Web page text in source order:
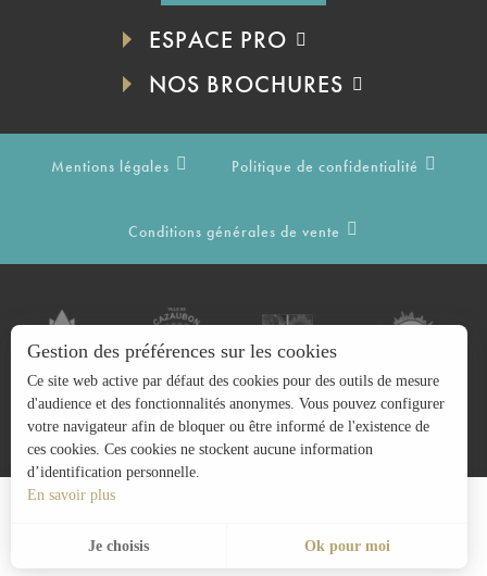
ESPACE PRO
NOS BROCHURES
Mentions légales Politique de confidentialité
Conditions générales de vente
Gestion des préférences sur les cookies
Ce site web active par défaut des cookies pour des outils de mesure
d'audience et des fonctionnalités anonymes. Vous pouvez configurer
votre navigateur afin de bloquer ou être informé de l'existence de
ces cookies. Ces cookies ne stockent aucune information
d’identification personnelle.
En savoir plus
Je choisis Ok pour moi